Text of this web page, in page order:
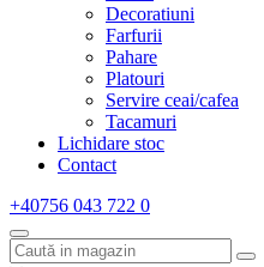
Decoratiuni
Farfurii
Pahare
Platouri
Servire ceai/cafea
Tacamuri
Lichidare stoc
Contact
+40756 043 722 0